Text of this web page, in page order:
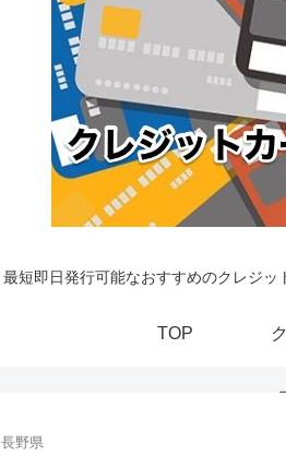
最短即日発行可能なおすすめのクレジ
TOP
長野県